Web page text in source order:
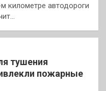
километре автодороги
тушения
пожарные